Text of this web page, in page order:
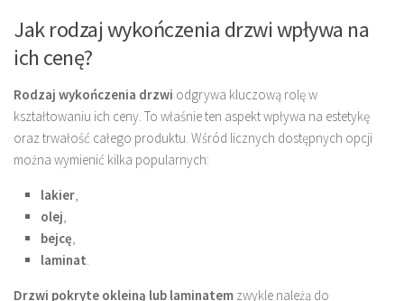
Jak rodzaj wykończenia drzwi wpływa na
ich cenę?
Rodzaj wykończenia drzwi odgrywa kluczową rolę w
kształtowaniu ich ceny. To właśnie ten aspekt wpływa na estetykę
oraz trwałość całego produktu. Wśród licznych dostępnych opcji
można wymienić kilka popularnych:
lakier
olej
bejcę
laminat
Drzwi pokryte okleiną lub laminatem zwykle należą do